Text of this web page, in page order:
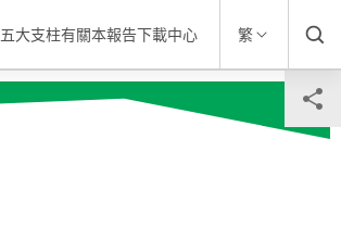
五大支柱有關本報告下載中心 繁